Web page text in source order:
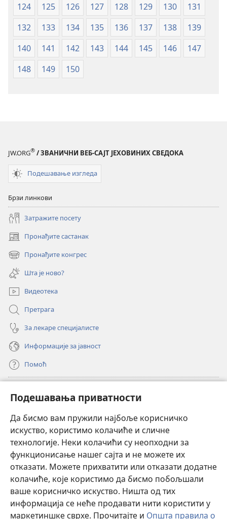
Подешавања приватности
Да бисмо вам пружили најбоље корисничко
искуство, користимо колачиће и сличне
технологије. Неки колачићи су неопходни за
функционисање нашег сајта и не можете их
отказати. Можете прихватити или отказати додатне
колачиће, које користимо да бисмо побољшали
ваше корисничко искуство. Ништа од тих
информација се неће продавати нити користити у
маркетиншке сврхе. Прочитајте и Општа правила о
124
125 126 127 128 129 130
131
132
133 134 135 136 137 138
139
140
141 142 143 144 145 146
147
148
149 150
JW.ORG® / ЗВАНИЧНИ ВЕБ-САЈТ ЈЕХОВИНИХ СВЕДОКА
Подешавање изгледа
Брзи линкови
Затражите посету
Пронађите састанак
(отвара
нови
прозор)
Пронађите конгрес
(отвара
нови
прозор)
Шта је ново?
Видеотека
Претрага
За лекаре специјалисте
Информације за јавност
Помоћ
(отвара
нови
прозор)ОНЛАЈН БИБЛИОТЕКА Watchtower
(отвара
нови
прозор)JW Hub®
(отвара
нови
прозор)JW Library
Watchtower Library ®